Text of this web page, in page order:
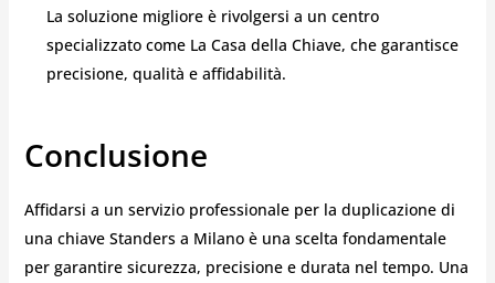
La soluzione migliore è rivolgersi a un centro
specializzato come La Casa della Chiave, che garantisce
precisione, qualità e affidabilità.
Conclusione
Affidarsi a un servizio professionale per la duplicazione di
una chiave Standers a Milano è una scelta fondamentale
per garantire sicurezza, precisione e durata nel tempo. Una